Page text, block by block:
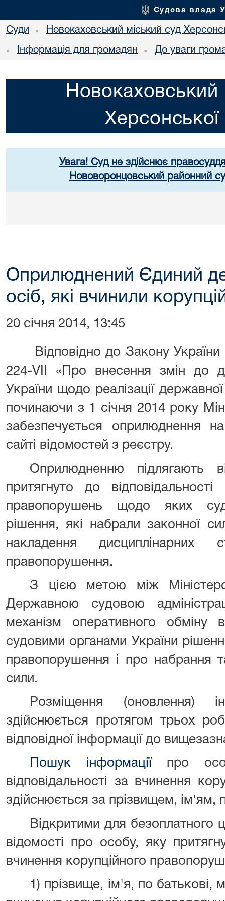
Судова влада
Суди • Новокаховський міський суд
• Інформація для громадян • До уваги
Новокаховський
Херсонської
Увага! Суд не здійснює
Нововоронцовський районний
Оприлюднений Єдиний
осіб, які вчинили
20 січня 2014, 13:45
Відповідно до Закону України
224-VII «Про внесення змін до
України щодо реалізації
починаючи з 1 січня 2014 року
забезпечується оприлюднення
сайті відомостей з реєстру.
Оприлюдненню підлягають
притягнуто до
правопорушень щодо яких
рішення, які набрали законної
накладення дисциплінарних
правопорушення.
З цією метою між
Державною судовою
механізм оперативного обміну
судовими органами України
правопорушення і про набрання
сили.
Розміщення (оновлення)
здійснюється протягом трьох
відповідної інформації до
Пошук інформації про
відповідальності за вчинення
здійснюється за прізвищем, ім'ям,
Відкритими для безоплатного
відомості про особу, яку
вчинення корупційного
1) прізвище, ім'я, по батькові,